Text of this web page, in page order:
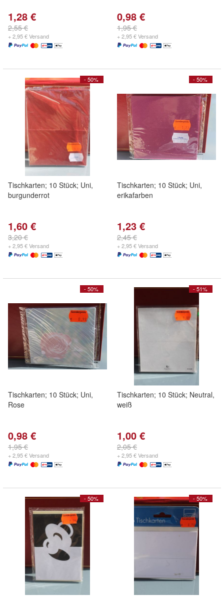
1,28 €
2,55 €
+ 2,95 € Versand
0,98 €
1,95 €
+ 2,95 € Versand
- 50%
Tischkarten; 10 Stück; Uni,
burgunderrot
1,60 €
3,20 €
+ 2,95 € Versand
- 50%
Tischkarten; 10 Stück; Uni,
erikafarben
1,23 €
2,45 €
+ 2,95 € Versand
- 50%
Tischkarten; 10 Stück; Uni,
Rose
0,98 €
1,95 €
+ 2,95 € Versand
- 51%
Tischkarten; 10 Stück; Neutral,
weiß
1,00 €
2,05 €
+ 2,95 € Versand
- 50% - 50%